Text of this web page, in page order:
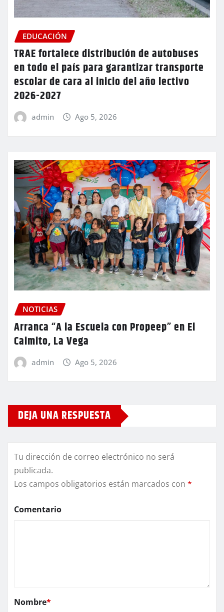
EDUCACIÓN
TRAE fortalece distribución de autobuses
en todo el país para garantizar transporte
escolar de cara al inicio del año lectivo
2026-2027
admin Ago 5, 2026
NOTICIAS
Arranca “A la Escuela con Propeep” en El
Caimito, La Vega
admin Ago 5, 2026
DEJA UNA RESPUESTA
Tu dirección de correo electrónico no será
publicada.
Los campos obligatorios están marcados con *
Comentario
Nombre*